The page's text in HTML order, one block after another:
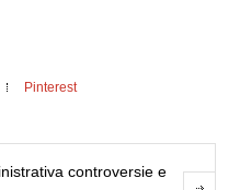
Pinterest
controversie e